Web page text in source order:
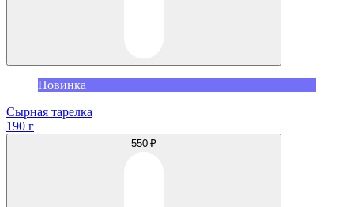
Новинка
Сырная тарелка
190 г
550 ₽